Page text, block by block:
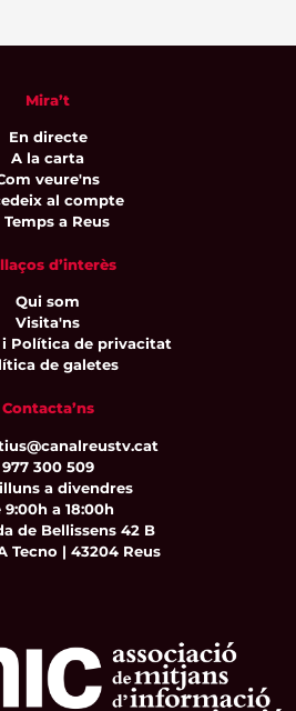
Mira’t
En directe
A la carta
veure'ns
al compte
Temps a Reus
d’interès
Qui som
Visita'ns
i Política de privacitat
de galetes
Contacta’ns
977 300 509
a divendres
9:00h a 18:00h
de Bellissens 42 B
Tecno | 43204 Reus